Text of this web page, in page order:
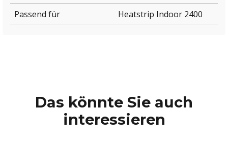
Passend für Heatstrip Indoor 2400
Das könnte Sie auch
interessieren